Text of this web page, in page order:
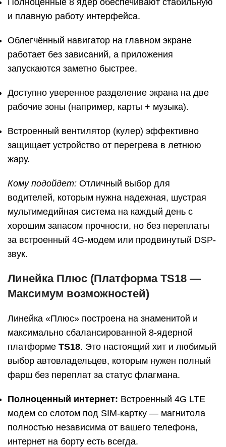
Полноценные 8 ядер обеспечивают стабильную
и плавную работу интерфейса.
Облегчённый навигатор на главном экране
работает без зависаний, а приложения
запускаются заметно быстрее.
Доступно уверенное разделение экрана на две
рабочие зоны (например, карты + музыка).
Встроенный вентилятор (кулер) эффективно
защищает устройство от перегрева в летнюю
жару.
Кому подойдет: Отличный выбор для
водителей, которым нужна надежная, шустрая
мультимедийная система на каждый день с
хорошим запасом прочности, но без переплаты
за встроенный 4G-модем или продвинутый DSP-
звук.
Линейка Плюс (Платформа TS18 —
Максимум возможностей)
Линейка «Плюс» построена на знаменитой и
максимально сбалансированной 8-ядерной
платформе TS18. Это настоящий хит и любимый
выбор автовладельцев, которым нужен полный
фарш без переплат за статус флагмана.
Полноценный интернет: Встроенный 4G LTE
модем со слотом под SIM-картку — магнитола
полностью независима от вашего телефона,
интернет на борту есть всегда.